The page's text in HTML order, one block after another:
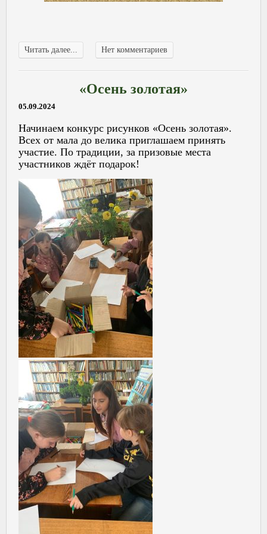
Читать далее... Нет комментариев
«Осень золотая»
05.09.2024
Начинаем конкурс рисунков «Осень золотая».
Всех от мала до велика приглашаем принять
участие. По традиции, за призовые места
участников ждёт подарок!